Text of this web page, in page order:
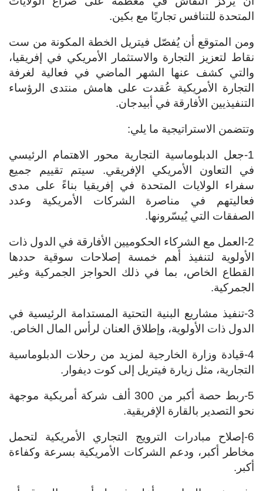
المتحدة للتنافس تجاريًا مع بكين.
ومن المتوقع أن يُفصّل فيتريل الخطة المكونة من ست
نقاط لتعزيز التجارة والاستثمار الأمريكي في إفريقيا،
والتي كشف عنها الشهر الماضي في فعالية لغرفة
التجارة الأمريكية عُقدت على هامش منتدى الرؤساء
التنفيذيين الأفارقة في أبيدجان.
وتتضمن الاستراتيجية ما يلي:
1-جعل الدبلوماسية التجارية محور الاهتمام الرئيسي
في التعاون الأمريكي الإفريقي. سيتم تقييم جميع
سفراء الولايات المتحدة في إفريقيا بناءً على مدى
فعاليتهم في مناصرة الشركات الأمريكية وعدد
الصفقات التي يُيسّرونها.
2-العمل مع الشركاء الحكوميين الأفارقة في الدول ذات
الأولوية لتنفيذ أهم خمسة إصلاحات سوقية حددها
القطاع الخاص، بما في ذلك الحواجز الجمركية وغير
الجمركية.
3-تنفيذ مشاريع البنية التحتية المستدامة الرئيسية في
الدول ذات الأولوية، وإطلاق العنان لرأس المال الخاص.
4-قيادة وزارة الخارجية لمزيد من رحلات الدبلوماسية
التجارية، مثل زيارة فيتريل إلى كوت ديفوار.
5-ربط حصة أكبر من 300 ألف شركة أمريكية موجهة
نحو التصدير بالقارة الإفريقية.
6-إصلاح مبادرات الترويج التجاري الأمريكية لتحمل
مخاطر أكبر، ودعم الشركات الأمريكية بسرعة وكفاءة
أكبر.